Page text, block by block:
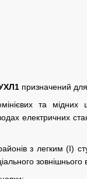
призначений
та
електричних
з легким (I)
зовнішнього